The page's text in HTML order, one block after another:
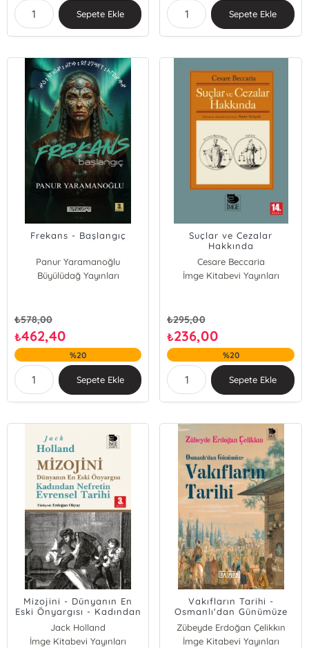
Sepete Ekle
Ebru Deniz Ozan
İzzettin Önder
Ali Murat Özdemir
Göksu Uğurlu
Gamze Yücesan Özdemir
Sepete Ekle
Frekans - Başlangıç
Panur Yaramanoğlu
Büyülüdağ Yayınları
₺578,00
₺462,40
%20
Sepete Ekle
Suçlar ve Cezalar
Hakkında
Cesare Beccaria
İmge Kitabevi Yayınları
₺295,00
₺236,00
%20
Sepete Ekle
Mizojini - Dünyanın En
Eski Önyargısı - Kadından
Nefretin Evrensel Tarihi
Jack Holland
İmge Kitabevi Yayınları
Vakıfların Tarihi -
Osmanlı'dan Günümüze
Zübeyde Erdoğan Çelikkın
İmge Kitabevi Yayınları